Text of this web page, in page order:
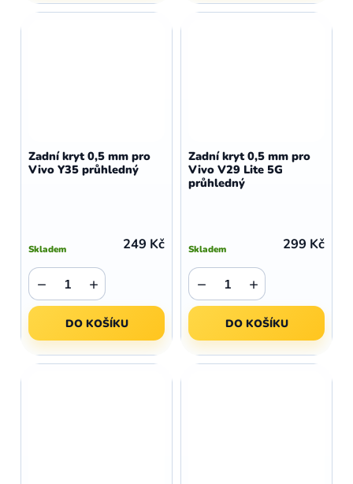
Zadní kryt 0,5 mm pro
Vivo Y35 průhledný
Skladem 249 Kč
+
−
DO KOŠÍKU
Zadní kryt 0,5 mm pro
Vivo V29 Lite 5G
průhledný
Skladem 299 Kč
+
−
DO KOŠÍKU